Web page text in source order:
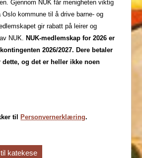
Gjennom NUK får menigheten viktig
kommune til å drive barne- og
gir rabatt på leirer og
NUK. NUK-medlemskap for 2026 er
2026/2027. Dere betaler
og det er heller ikke noen
til Personvernerklæring.